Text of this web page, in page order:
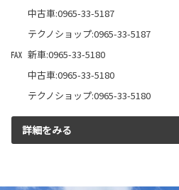
中古車:0965-33-5187
テクノショップ:0965-33-5187
新車:0965-33-5180
中古車:0965-33-5180
テクノショップ:0965-33-5180
詳細をみる